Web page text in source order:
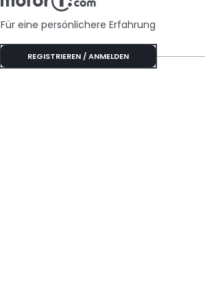
Specials
Für eine persönlichere Erfahrung
REGISTRIEREN / ANMELDEN